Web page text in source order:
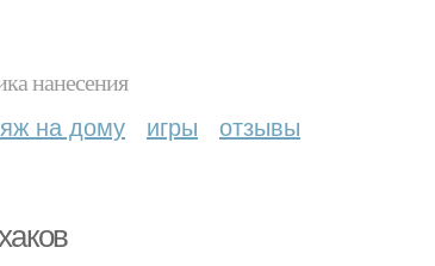
нанесения
на дому игры отзывы